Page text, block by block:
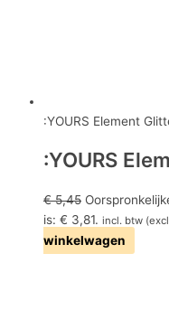
:YOURS Element
:YOURS
€5,45
is: € 3,81. incl. btw
winkelwagen